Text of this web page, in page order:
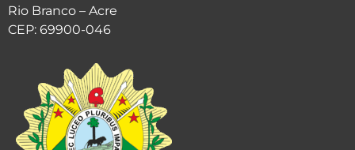
Rio Branco – Acre
CEP: 69900-046